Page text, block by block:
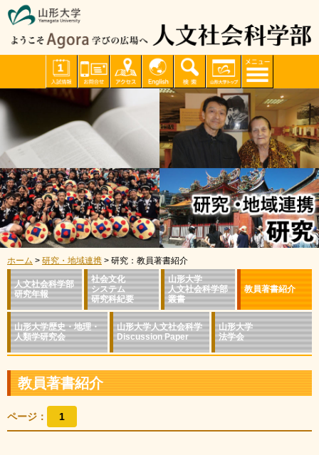
ホーム > 研究・地域連携 > 研究：教員著書紹介
人文社会科学部
研究年報
社会文化
システム
研究科紀要
山形大学
人文社会科学部
叢書
教員著書紹介
山形大学歴史・ 地理・
人類学研究会
山形大学人文社会科学
Discussion Paper
山形大学
法学会
教員著書紹介
ページ： 1